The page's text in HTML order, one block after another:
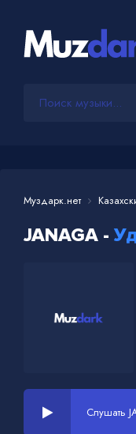
Муздарк.нет
JANAGA -
Слушать